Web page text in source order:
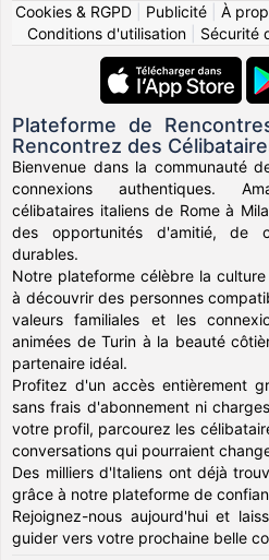
Cookies & RGPD
Publicité À
Conditions d'utilisation| Sécurité
Plateforme de
Rencontrez des
Bienvenue dans la communauté
connexions authentiques.
célibataires italiens de Rome à
des opportunités d'amitié, de
durables.
Notre plateforme célèbre la
à découvrir des personnes
valeurs familiales et les
animées de Turin à la beauté
partenaire idéal.
Profitez d'un accès entièrement
sans frais d'abonnement ni
votre profil, parcourez les
conversations qui pourraient
Des milliers d'Italiens ont déjà
grâce à notre plateforme de
Rejoignez-nous aujourd'hui et
guider vers votre prochaine belle